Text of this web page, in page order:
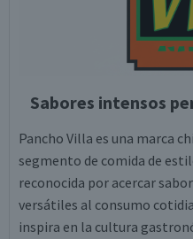
Sabores intensos
Pancho Villa es una marca
segmento de comida de
reconocida por acercar
versátiles al consumo
inspira en la cultura